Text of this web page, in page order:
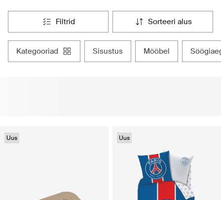
filtrid sorteeri alus
kategooriad sisustus mööbel
Uus Uus